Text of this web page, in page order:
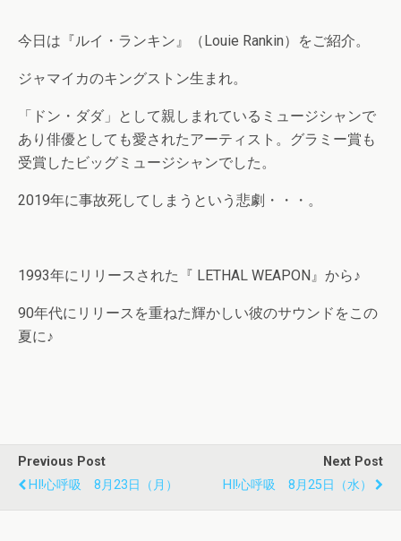
今日は『ルイ・ランキン』（Louie Rankin）をご紹介。
ジャマイカのキングストン生まれ。
「ドン・ダダ」として親しまれているミュージシャンで
あり俳優としても愛されたアーティスト。グラミー賞も
受賞したビッグミュージシャンでした。
2019年に事故死してしまうという悲劇・・・。
1993年にリリースされた『 LETHAL WEAPON』から♪
90年代にリリースを重ねた輝かしい彼のサウンドをこの
夏に♪
Previous Post
HI!心呼吸 8月23日（月）
Next Post
HI!心呼吸 8月25日（水）